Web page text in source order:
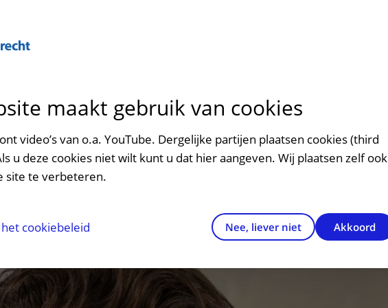
met kinderen en ouders
en rechten
en route
en route
plattegrond
maakt gebruik van cookies
video’s van o.a. YouTube. Dergelijke partijen plaatsen cookies (third
u deze cookies niet wilt kunt u dat hier aangeven. Wij plaatsen zelf ook
site te verbeteren.
cookiebeleid Nee, liever niet Akkoord